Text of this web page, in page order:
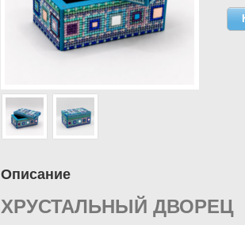
Описание
ХРУСТАЛЬНЫЙ ДВОРЕЦ